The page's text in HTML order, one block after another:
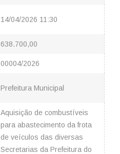
14/04/2026 11:30
638.700,00
00004/2026
Prefeitura Municipal
Aquisição de combustíveis
para abastecimento da frota
de veículos das diversas
Secretarias da Prefeitura do